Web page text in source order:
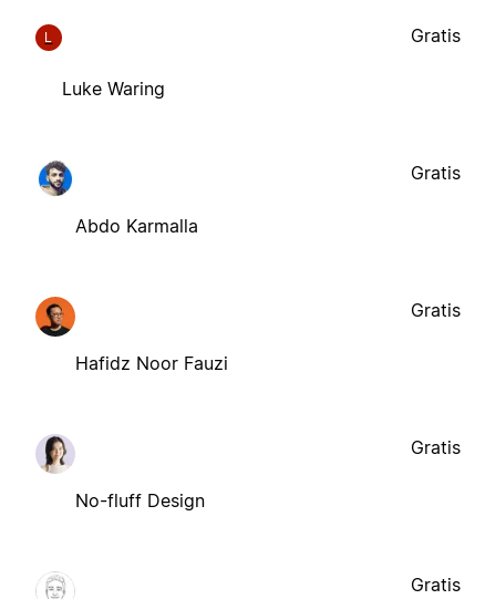
L
Luke Waring
Gratis
Abdo Karmalla
Gratis
Hafidz Noor Fauzi
Gratis
No-fluff Design
Gratis
Gratis